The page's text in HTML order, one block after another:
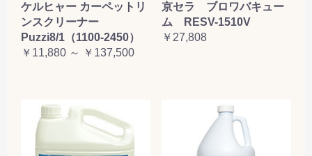
ケルヒャー カーペットリ
ンスクリーナー
Puzzi8/1（1100-2450）
￥11,880 ～ ￥137,500
京セラ ブロワバキュー
ム RESV-1510V
￥27,808